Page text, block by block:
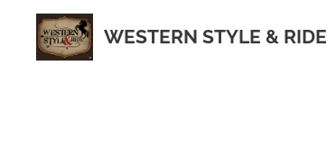
WESTERN STYLE & RIDE